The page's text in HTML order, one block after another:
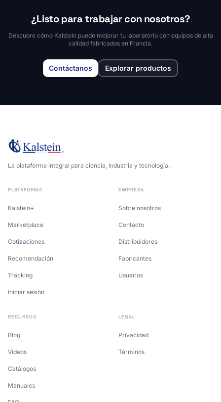
¿Listo para trabajar con nosotros?
Descubre cómo Kalstein puede mejorar tu laboratorio con equipos de alta
calidad fabricados en Francia.
Contáctanos Explorar productos
La plataforma integral para ciencia, industria y tecnología.
PLATAFORMA
Kalstein+
Marketplace
Cotizaciones
Recomendación
Tracking
Iniciar sesión
EMPRESA
Sobre nosotros
Contacto
Distribuidores
Fabricantes
Usuarios
RECURSOS
Blog
Videos
Catálogos
Manuales
LEGAL
Privacidad
Términos